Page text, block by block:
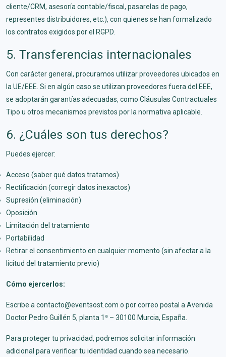
cliente/CRM, asesoría contable/fiscal, pasarelas de pago,
representes distribuidores, etc.), con quienes se han formalizado
los contratos exigidos por el RGPD.
5. Transferencias internacionales
Con carácter general, procuramos utilizar proveedores ubicados en
la UE/EEE. Si en algún caso se utilizan proveedores fuera del EEE,
se adoptarán garantías adecuadas, como Cláusulas Contractuales
Tipo u otros mecanismos previstos por la normativa aplicable.
6. ¿Cuáles son tus derechos?
Puedes ejercer:
Acceso (saber qué datos tratamos)
Rectificación (corregir datos inexactos)
Supresión (eliminación)
Oposición
Limitación del tratamiento
Portabilidad
Retirar el consentimiento en cualquier momento (sin afectar a la
licitud del tratamiento previo)
Cómo ejercerlos:
Escribe a contacto@eventsost.com o por correo postal a Avenida
Doctor Pedro Guillén 5, planta 1ª – 30100 Murcia, España.
Para proteger tu privacidad, podremos solicitar información
adicional para verificar tu identidad cuando sea necesario.